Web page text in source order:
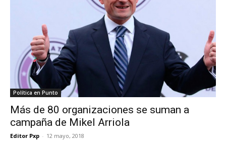
Política en Punto
Más de 80 organizaciones se suman a
campaña de Mikel Arriola
Editor Pxp - 12 mayo, 2018